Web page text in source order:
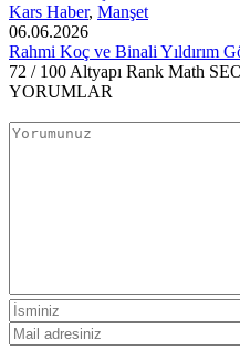
Kars Haber, Manşet
06.06.2026
Rahmi Koç ve Binali Yıldırım
72 / 100 Altyapı Rank Math
YORUMLAR